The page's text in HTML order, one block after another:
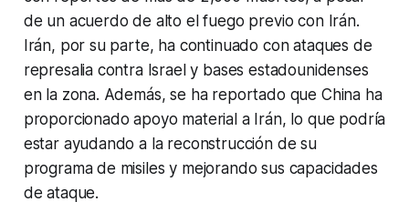
de un acuerdo de alto el fuego previo con Irán.
Irán, por su parte, ha continuado con ataques de
represalia contra Israel y bases estadounidenses
en la zona. Además, se ha reportado que China ha
proporcionado apoyo material a Irán, lo que podría
estar ayudando a la reconstrucción de su
programa de misiles y mejorando sus capacidades
de ataque.